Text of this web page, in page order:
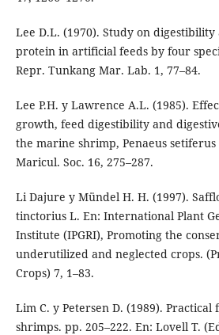
Lee D.L. (1970). Study on
protein in artificial feeds by four
Repr. Tunkang Mar. Lab. 1, 77–84.
Lee P.H. y Lawrence A.L. (1985).
growth, feed digestibility and
the marine shrimp, Penaeus
Maricul. Soc. 16, 275–287.
Li Dajure y Mündel H. H. (1997).
tinctorius L. En: International Plant
Institute (IPGRI), Promoting the
underutilized and neglected crops.
Crops) 7, 1–83.
Lim C. y Petersen D. (1989). Practical
shrimps. pp. 205–222. En: Lovell T.